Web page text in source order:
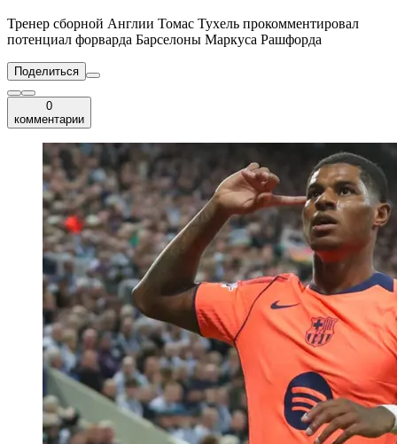
Тренер сборной Англии Томас Тухель прокомментировал
потенциал форварда Барселоны Маркуса Рашфорда
Поделиться
0
комментарии